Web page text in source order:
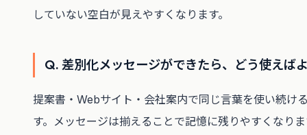
していない空白が見えやすくなります。
Q. 差別化メッセージができたら、どう使えば
提案書・Webサイト・会社案内で同じ言葉を使い続け
す。メッセージは揃えることで記憶に残りやすくなり